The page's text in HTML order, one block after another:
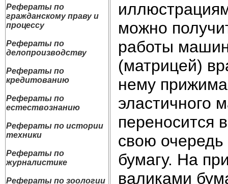
Рефераты по
гражданскому праву и
процессу
Рефераты по
делопроизводству
Рефераты по
кредитованию
Рефераты по
естествознанию
Рефераты по истории
техники
Рефераты по
журналистике
Рефераты по зоологии
можно
работы
(матрицей)
нему
эластичного
переносится
свою
бумагу. На
валиками